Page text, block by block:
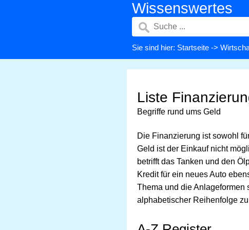
Wissenswertes
Sie sind hier: Startseite ->
Liste
Begriffe rund ums Geld
Die Finanzierung ist sowohl
Geld ist der Einkauf nicht
betrifft das Tanken und den
Kredit für ein neues Auto
Thema und die Anlageformen
alphabetischer Reihenfolge